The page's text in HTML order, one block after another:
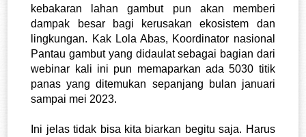
kebakaran lahan gambut pun akan memberi
dampak besar bagi kerusakan ekosistem dan
lingkungan. Kak Lola Abas, Koordinator nasional
Pantau gambut yang didaulat sebagai bagian dari
webinar kali ini pun memaparkan ada 5030 titik
panas yang ditemukan sepanjang bulan januari
sampai mei 2023.
Ini jelas tidak bisa kita biarkan begitu saja. Harus